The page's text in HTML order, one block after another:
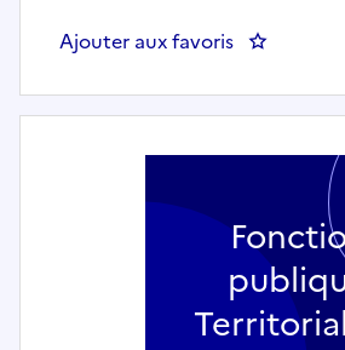
Ajouter aux favoris :